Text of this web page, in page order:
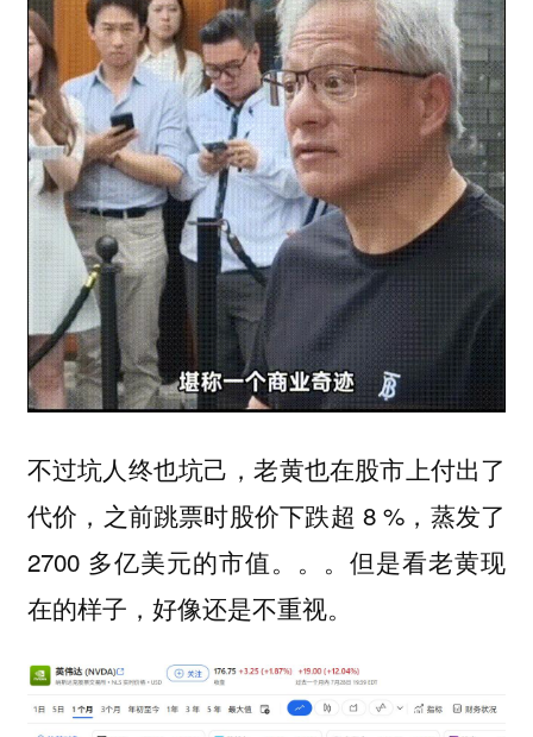
不过坑人终也坑己，老黄也在股市上付出了
代价，之前跳票时股价下跌超 8 %，蒸发了
2700 多亿美元的市值。。。但是看老黄现
在的样子，好像还是不重视。